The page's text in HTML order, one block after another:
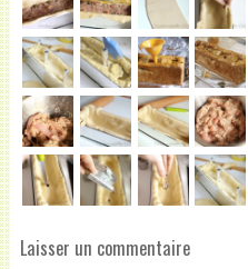
Laisser un commentaire